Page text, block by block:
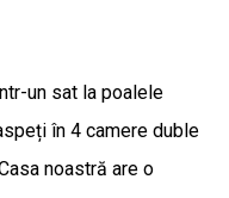
un sat la poalele
în 4 camere duble
noastră are o